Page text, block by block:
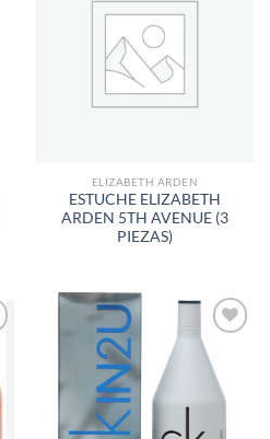
AÑADIR
ELIZABETH ARDEN
ESTUCHE ELIZABETH
ARDEN 5TH AVENUE (3
PIEZAS)
AÑADIR
A LA
LISTA